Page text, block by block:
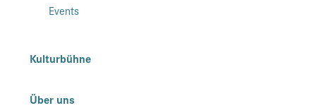
Events
Kulturbühne
Über uns